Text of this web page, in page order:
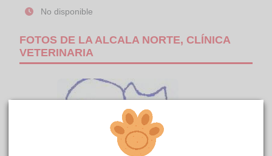
No disponible
FOTOS DE LA ALCALA NORTE, CLÍNICA
VETERINARIA